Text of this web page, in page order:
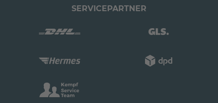
SERVICEPARTNER